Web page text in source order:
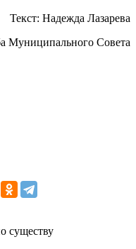
Текст: Надежда Лазарева
Муниципального Совета
существу